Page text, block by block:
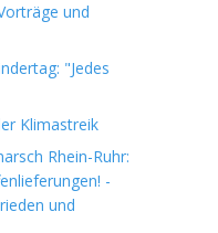
und
"Jedes
Klimastreik
Rhein-Ruhr:
-
und